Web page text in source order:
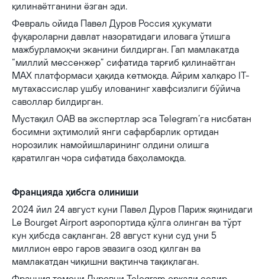
қилинаётганини ёзган эди.
Февраль ойида Павел Дуров Россия ҳукумати
фуқароларни давлат назоратидаги иловага ўтишга
мажбурламоқчи эканини билдирган. Гап мамлакатда
“миллий мессенжер” сифатида тарғиб қилинаётган
MAX платформаси ҳақида кетмоқда. Айрим халқаро IT-
мутахассислар ушбу илованинг хавфсизлиги бўйича
саволлар билдирган.
Мустақил ОАВ ва экспертлар эса Telegram’га нисбатан
босимни эҳтимолий янги сафарбарлик ортидан
норозилик намойишларининг олдини олишга
қаратилган чора сифатида баҳоламоқда.
Францияда ҳибсга олиниши
2024 йил 24 август куни Павел Дуров Париж яқинидаги
Le Bourget Airport аэропортида қўлга олинган ва тўрт
кун ҳибсда сақланган. 28 август куни суд уни 5
миллион евро гаров эвазига озод қилган ва
мамлакатдан чиқишни вақтинча тақиқлаган.